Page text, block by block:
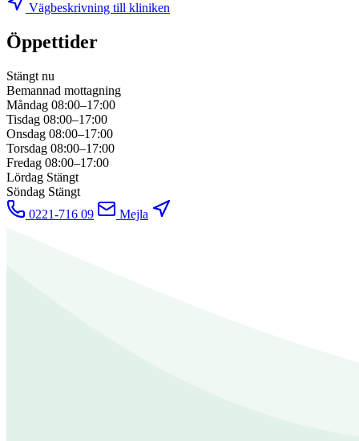
Vägbeskrivning till kliniken
Öppettider
Stängt nu
Bemannad mottagning
Måndag 08:00–17:00
Tisdag 08:00–17:00
Onsdag 08:00–17:00
Torsdag 08:00–17:00
Fredag 08:00–17:00
Lördag Stängt
Söndag Stängt
0221-716 09
Mejla